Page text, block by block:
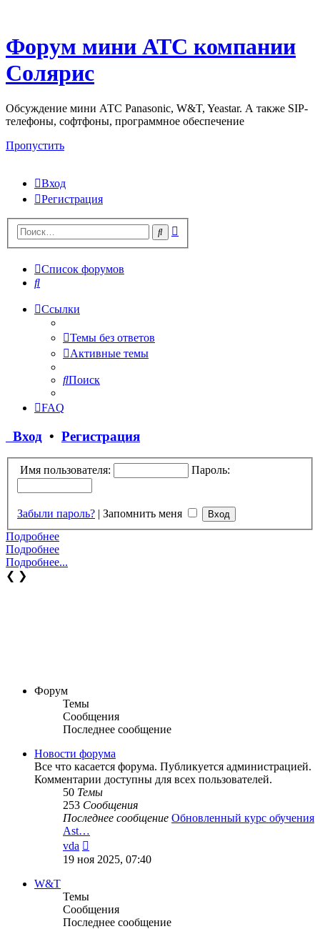
Форум мини АТС компании
Солярис
Обсуждение мини АТС Panasonic, W&T, Yeastar. А также SIP-
телефоны, софтфоны, программное обеспечение
Пропустить
Вход
Регистрация
Поиск
Список форумов
Поиск
Ссылки
Темы без ответов
Активные темы
Поиск
FAQ
Вход • Регистрация
Имя пользователя: Пароль:
Забыли пароль? | Запомнить меня
Подробнее
Подробнее
Подробнее...
❮ ❯
Форум
Темы
Сообщения
Последнее сообщение
Новости форума
Все что касается форума. Публикуется администрацией.
Комментарии доступны для всех пользователей.
50 Темы
253 Сообщения
Последнее сообщение Обновленный курс обучения
Ast…
vda
к
последнему
19 ноя 2025, 07:40
W&T
Темы
Сообщения
Последнее сообщение